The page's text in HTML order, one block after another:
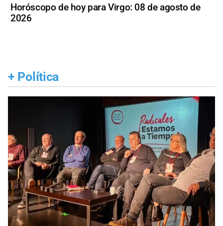
Horóscopo de hoy para Virgo: 08 de agosto de
2026
+ Política